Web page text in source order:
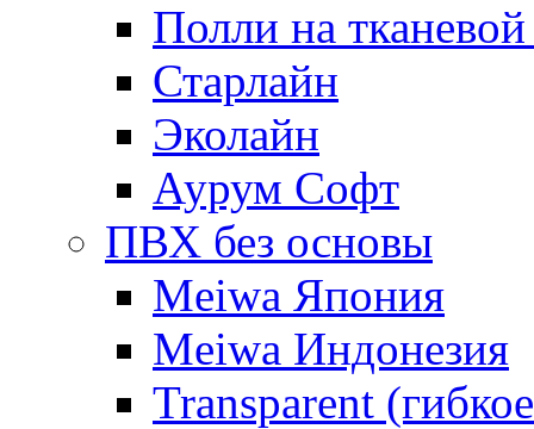
Полли на
Старлайн
Эколайн
Аурум Софт
ПВХ без основы
Meiwa Япония
Meiwa Индонезия
Transparent